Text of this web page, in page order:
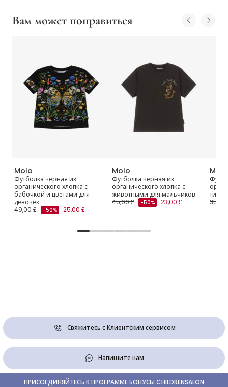
Вам может понравиться
Molo
Футболка черная из
органического хлопка с
бабочкой и цветами для
девочек
49,00 £
-50% 25,00 £
Molo
Футболка черная из
органического хлопка с
животными для мальчиков
45,00 £
-50% 23,00 £
Molo
35,00
Свяжитесь с Клиентским сервисом
Напишите нам
ПРИСОЕДИНЯЙТЕСЬ К ПРОГРАММЕ БОНУСЫ CHILDRENSALON